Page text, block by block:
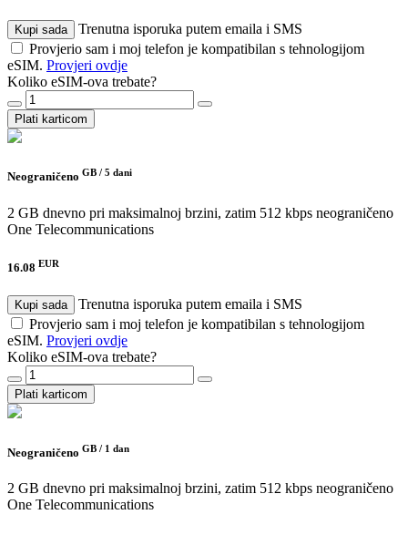
Kupi sada
Trenutna isporuka putem emaila i SMS
Provjerio sam i moj telefon je kompatibilan s tehnologijom
eSIM. Provjeri ovdje
Koliko eSIM-ova trebate?
Plati karticom
Neograničeno GB / 5 dani
2 GB dnevno pri maksimalnoj brzini, zatim 512 kbps neograničeno
One Telecommunications
16.08 EUR
Kupi sada
Trenutna isporuka putem emaila i SMS
Provjerio sam i moj telefon je kompatibilan s tehnologijom
eSIM. Provjeri ovdje
Koliko eSIM-ova trebate?
Plati karticom
Neograničeno GB / 1 dan
2 GB dnevno pri maksimalnoj brzini, zatim 512 kbps neograničeno
One Telecommunications